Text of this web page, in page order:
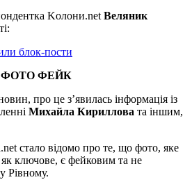
Kолони.net Веляник
блок-пости
ФОТО ФЕЙК
про це з’явилась інформація із
Михайла Кириллова та іншим,
стало відомо про те, що фото, яке
як ключове, є фейковим та не
Рівному.